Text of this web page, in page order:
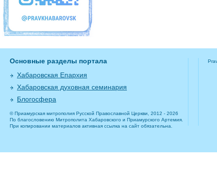
Основные разделы портала
Хабаровская Епархия
Хабаровская духовная семинария
Блогосфера
© Приамурская митрополия Русской Православной Церкви, 2012 - 2026
По благословению Митрополита Хабаровского и Приамурского Артемия.
При копировании материалов активная ссылка на сайт обязательна.